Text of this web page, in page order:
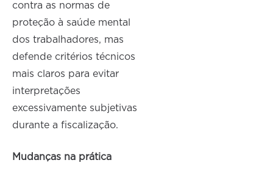
contra as normas de
proteção à saúde mental
dos trabalhadores, mas
defende critérios técnicos
mais claros para evitar
interpretações
excessivamente subjetivas
durante a fiscalização.
Mudanças na prática